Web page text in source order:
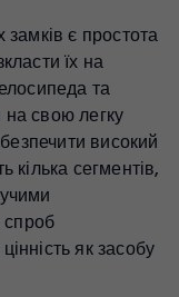
є простота
їх на
та
свою легку
високий
сегментів,
спроб
як засобу